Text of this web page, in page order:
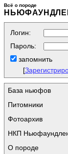
Всё о породе
Логин:
Пароль:
запомнить
[
База ньюфов
Питомники
Фотоархив
НКП
О породе